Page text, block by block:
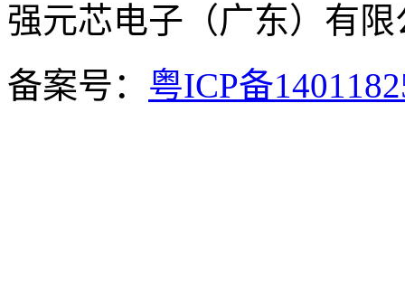
强元芯电子（广东）
备案号： 粤ICP备